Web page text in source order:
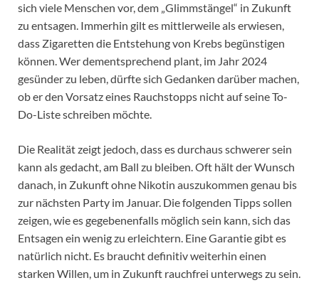
sich viele Menschen vor, dem „Glimmstängel“ in Zukunft
zu entsagen. Immerhin gilt es mittlerweile als erwiesen,
dass Zigaretten die Entstehung von Krebs begünstigen
können. Wer dementsprechend plant, im Jahr 2024
gesünder zu leben, dürfte sich Gedanken darüber machen,
ob er den Vorsatz eines Rauchstopps nicht auf seine To-
Do-Liste schreiben möchte.
Die Realität zeigt jedoch, dass es durchaus schwerer sein
kann als gedacht, am Ball zu bleiben. Oft hält der Wunsch
danach, in Zukunft ohne Nikotin auszukommen genau bis
zur nächsten Party im Januar. Die folgenden Tipps sollen
zeigen, wie es gegebenenfalls möglich sein kann, sich das
Entsagen ein wenig zu erleichtern. Eine Garantie gibt es
natürlich nicht. Es braucht definitiv weiterhin einen
starken Willen, um in Zukunft rauchfrei unterwegs zu sein.